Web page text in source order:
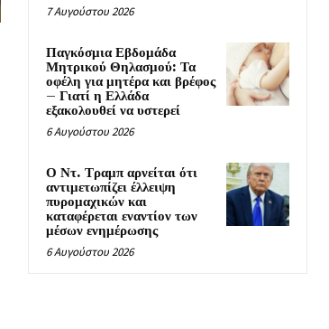
7 Αυγούστου 2026
Παγκόσμια Εβδομάδα
Μητρικού Θηλασμού: Τα
οφέλη για μητέρα και βρέφος
– Γιατί η Ελλάδα
εξακολουθεί να υστερεί
6 Αυγούστου 2026
Ο Ντ. Τραμπ αρνείται ότι
αντιμετωπίζει έλλειψη
πυρομαχικών και
καταφέρεται εναντίον των
μέσων ενημέρωσης
6 Αυγούστου 2026